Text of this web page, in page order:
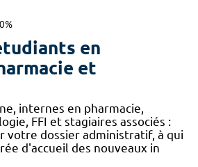
en
et
internes en pharmacie,
FFI et stagiaires associés :
votre dossier administratif, à qui
d'accueil des nouveaux in